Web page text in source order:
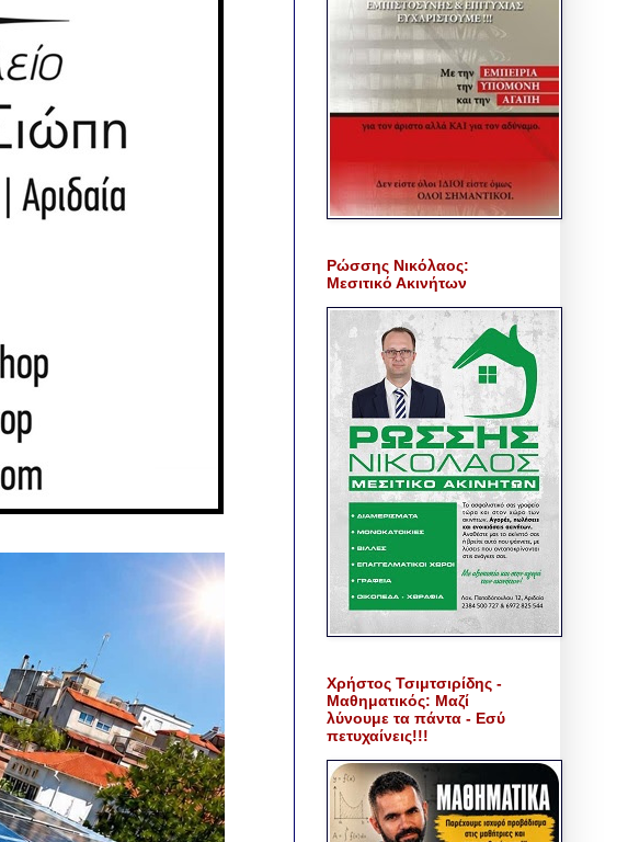
Ρώσσης Νικόλαος:
Μεσιτικό Ακινήτων
Χρήστος Τσιμτσιρίδης -
Μαθηματικός: Μαζί
λύνουμε τα πάντα - Εσύ
πετυχαίνεις!!!